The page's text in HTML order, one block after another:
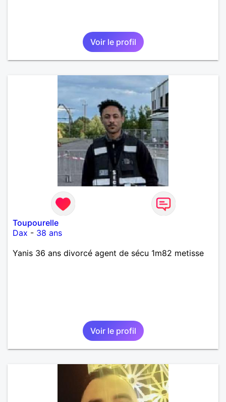
Voir le profil
Toupourelle
Dax - 38 ans
Yanis 36 ans divorcé agent de sécu 1m82 metisse
Voir le profil